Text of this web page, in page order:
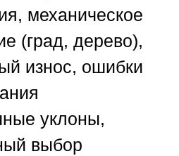
механическое
(град, дерево),
износ, ошибки
уклоны,
выбор